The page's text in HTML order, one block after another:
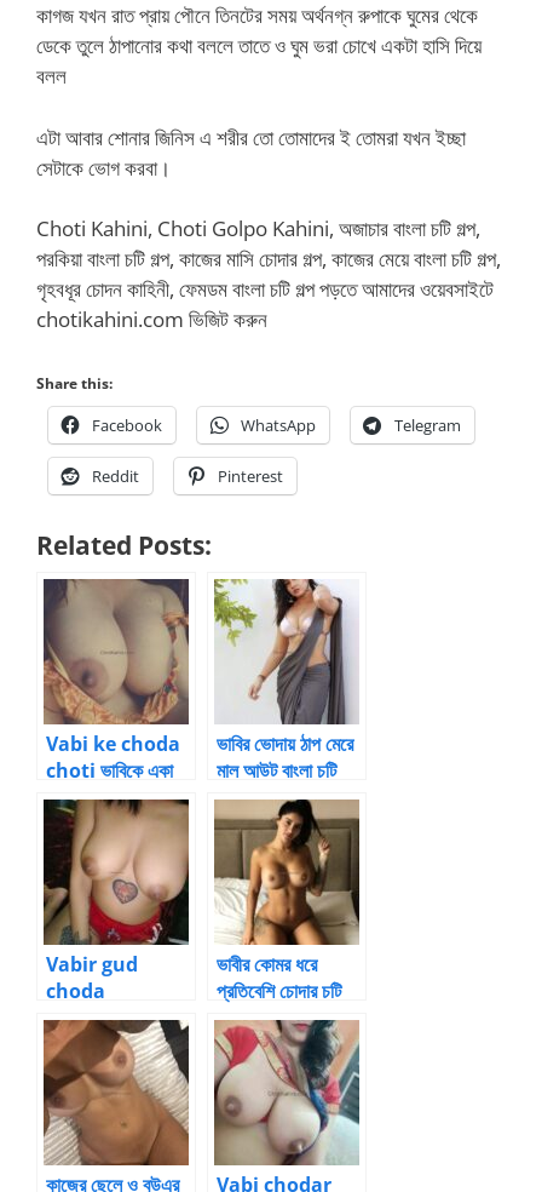
কাগজ যখন রাত প্রায় পৌনে তিনটের সময় অর্থনগ্ন রুপাকে ঘুমের থেকে
ডেকে তুলে ঠাপানোর কথা বললে তাতে ও ঘুম ভরা চোখে একটা হাসি দিয়ে
বলল
এটা আবার শোনার জিনিস এ শরীর তো তোমাদের ই তোমরা যখন ইচ্ছা
সেটাকে ভোগ করবা।
Choti Kahini, Choti Golpo Kahini, অজাচার বাংলা চটি গল্প,
পরকিয়া বাংলা চটি গল্প, কাজের মাসি চোদার গল্প, কাজের মেয়ে বাংলা চটি গল্প,
গৃহবধূর চোদন কাহিনী, ফেমডম বাংলা চটি গল্প পড়তে আমাদের ওয়েবসাইটে
chotikahini.com ভিজিট করুন
Share this:
Facebook WhatsApp Telegram
Reddit Pinterest
Related Posts:
Vabi ke choda
choti ভাবিকে একা
পেয়ে চোদা বাংলা চটি 1
ভাবির ভোদায় ঠাপ মেরে
মাল আউট বাংলা চটি
Vabi choda
Vabir gud
choda
chotigolpo ভাবির
রসালো গুদ চোদা বাংলা
চটিগল্প
ভাবীর কোমর ধরে
প্রতিবেশি চোদার চটি
গল্প 4
কাজের ছেলে ও বউএর Vabi chodar